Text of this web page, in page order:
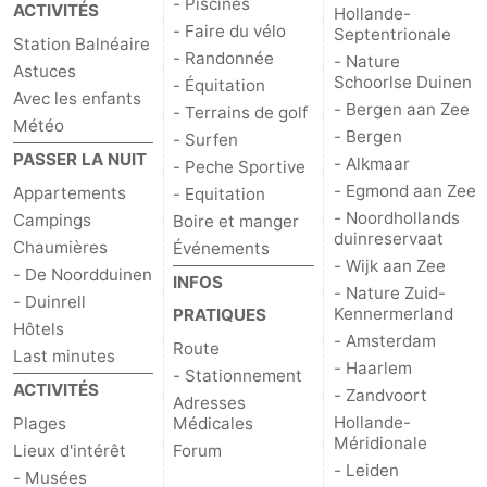
ACTIVITÉS
Station Balnéaire
Astuces
Avec les enfants
Météo
PASSER LA NUIT
Appartements
Campings
Chaumières
- De Noordduinen
- Duinrell
Hôtels
Last minutes
ACTIVITÉS
Plages
Lieux d'intérêt
- Musées
- Faire du vélo
- Randonnée
- Équitation
- Terrains de golf
- Surfen
- Peche Sportive
- Equitation
Boire et manger
Événements
INFOS
PRATIQUES
Route
- Stationnement
Adresses
Médicales
Forum
Hollande-
Septentrionale
- Nature
Schoorlse Duinen
- Bergen aan Zee
- Bergen
- Alkmaar
- Egmond aan Zee
- Noordhollands
duinreservaat
- Wijk aan Zee
- Nature Zuid-
Kennermerland
- Amsterdam
- Haarlem
- Zandvoort
Hollande-
Méridionale
- Leiden